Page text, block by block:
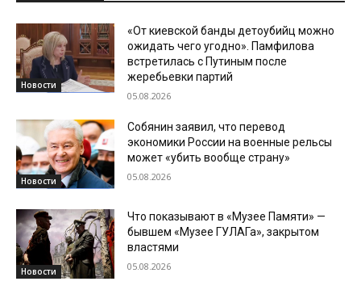
Новости
«От киевской банды детоубийц можно
ожидать чего угодно». Памфилова
встретилась с Путиным после
жеребьевки партий
05.08.2026
Новости
Собянин заявил, что перевод
экономики России на военные рельсы
может «убить вообще страну»
05.08.2026
Новости
Что показывают в «Музее Памяти» —
бывшем «Музее ГУЛАГа», закрытом
властями
05.08.2026